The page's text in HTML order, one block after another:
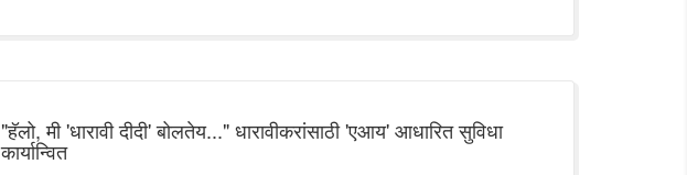
"हॅलो, मी 'धारावी दीदी' बोलतेय..." धारावीकरांसाठी 'एआय' आधारित सुविधा
कार्यान्वित